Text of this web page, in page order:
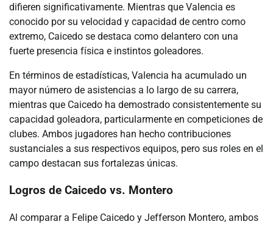
difieren significativamente. Mientras que Valencia es
conocido por su velocidad y capacidad de centro como
extremo, Caicedo se destaca como delantero con una
fuerte presencia física e instintos goleadores.
En términos de estadísticas, Valencia ha acumulado un
mayor número de asistencias a lo largo de su carrera,
mientras que Caicedo ha demostrado consistentemente su
capacidad goleadora, particularmente en competiciones de
clubes. Ambos jugadores han hecho contribuciones
sustanciales a sus respectivos equipos, pero sus roles en el
campo destacan sus fortalezas únicas.
Logros de Caicedo vs. Montero
Al comparar a Felipe Caicedo y Jefferson Montero, ambos